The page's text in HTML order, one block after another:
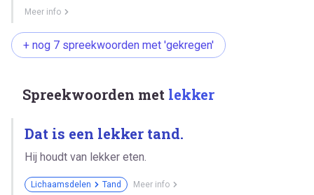
Meer info
+ nog 7 spreekwoorden met 'gekregen'
Spreekwoorden met lekker
Dat is een lekker tand.
Hij houdt van lekker eten.
Lichaamsdelen Tand Meer info